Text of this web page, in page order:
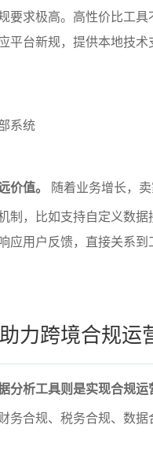
要求极高。高性价比工
平台新规，提供本地技
系统
值。
随着业务增长，
制，比如支持自定义数
应用户反馈，直接关系
力跨境合规运
析工具则是实现合规运
务合规、税务合规、数